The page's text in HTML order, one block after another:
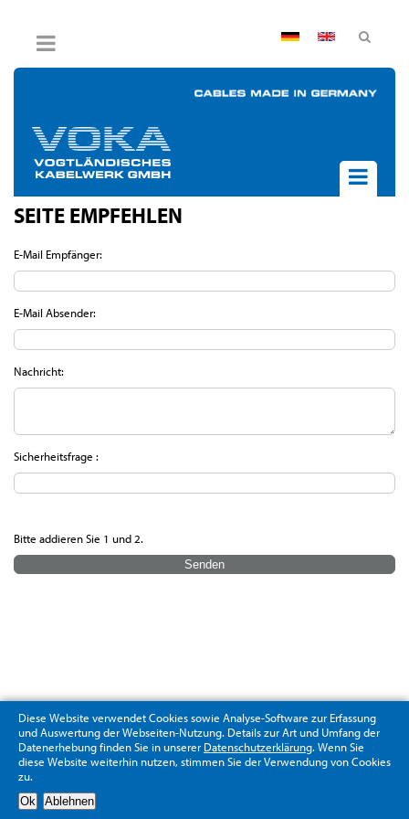
AGB
Impressum
Widerruf
UNTERNEHMEN
AKTUELLES
PRODUKTE
JOB & KARRIERE
KONTAKT
SEITE EMPFEHLEN
E-Mail Empfänger:
E-Mail Absender:
Nachricht:
Sicherheitsfrage :
Bitte addieren Sie 1 und 2.
Diese Website verwendet Cookies sowie Analyse-Software zur Erfassung
und Auswertung der Webseiten-Nutzung. Details zur Art und Umfang der
Datenerhebung finden Sie in unserer Datenschutzerklärung. Wenn Sie
diese Website weiterhin nutzen, stimmen Sie der Verwendung von Cookies
zu.